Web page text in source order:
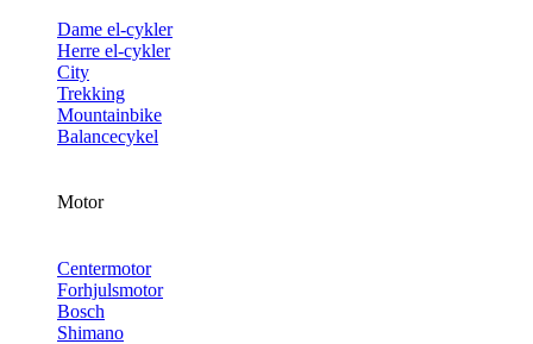
Dame el-cykler
Herre el-cykler
City
Trekking
Mountainbike
Balancecykel
Motor
Centermotor
Forhjulsmotor
Bosch
Shimano